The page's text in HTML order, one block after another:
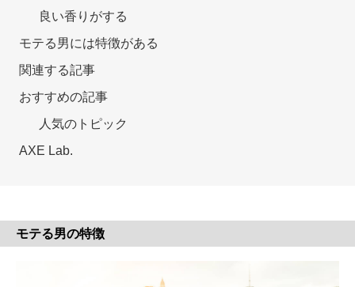
良い香りがする
モテる男には特徴がある
関連する記事
おすすめの記事
人気のトピック
AXE Lab.
モテる男の特徴